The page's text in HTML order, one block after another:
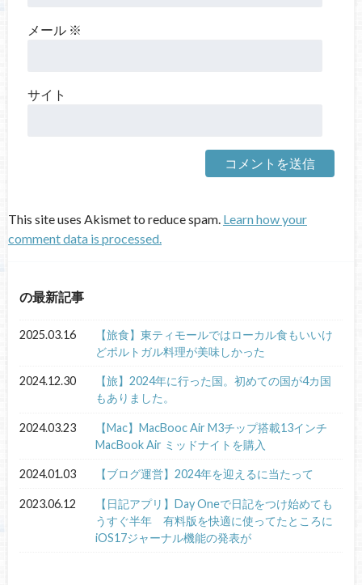
メール ※
サイト
This site uses Akismet to reduce spam. Learn how your
comment data is processed.
の最新記事
2025.03.16
【旅食】東ティモールではローカル食もいいけ
どポルトガル料理が美味しかった
2024.12.30
【旅】2024年に行った国。初めての国が4カ国
もありました。
2024.03.23
【Mac】MacBooc Air M3チップ搭載13インチ
MacBook Air ミッドナイトを購入
2024.01.03 【ブログ運営】2024年を迎えるに当たって
2023.06.12
【日記アプリ】Day Oneで日記をつけ始めても
うすぐ半年 有料版を快適に使ってたところに
iOS17ジャーナル機能の発表が